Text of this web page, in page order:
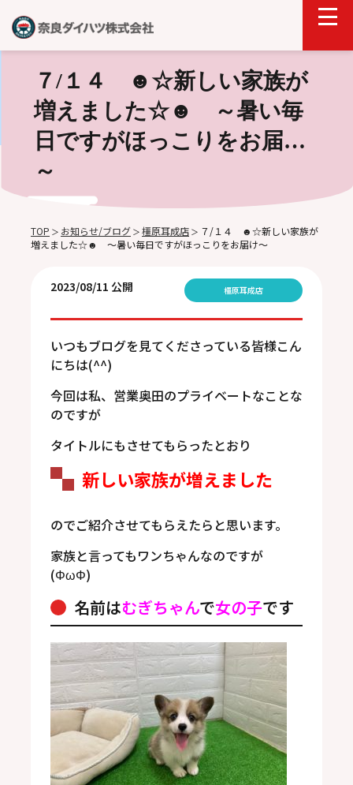
７/１４ ☻☆新しい家族が
増えました☆☻ ～暑い毎
日ですがほっこりをお届け
～
TOP ＞ お知らせ/ブログ ＞ 橿原耳成店 ＞ ７/１４ ☻☆新しい家族が
増えました☆☻ ～暑い毎日ですがほっこりをお届け～
2023/08/11 公開 橿原耳成店
いつもブログを見てくださっている皆様こん
にちは(^^)
今回は私、営業奥田のプライベートなことな
のですが
タイトルにもさせてもらったとおり
新しい家族が増えました
のでご紹介させてもらえたらと思います。
家族と言ってもワンちゃんなのですが
(ΦωΦ)
名前はむぎちゃんで女の子です